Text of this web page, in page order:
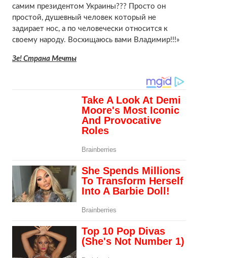
самим президентом Украины??? Просто он
простой, душевный человек который не
задирает нос, а по человечески относится к
своему народу. Восхищаюсь вами Владимир!!!»
Зе! Страна Мечты